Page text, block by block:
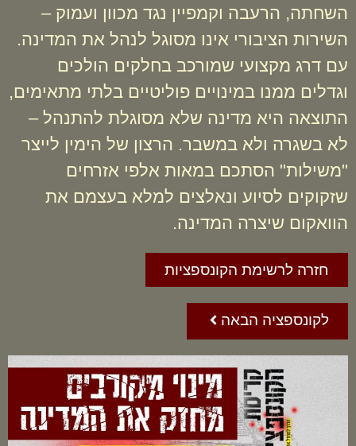
השחתה, הרעבה וקמפיין נגד מכוון ועמוק –
השירות הציבורי אינו מסוגל לנהל את המדינה.
עם דרג מקצועי שמורכב בחלקים הולכים
וגדלים ממנו במינויים פוליטיים בלתי מתאימים,
התוצאה היא מדינה שלא מסוגלת להתנהל –
לא בשגרה ולא במשבר. הרצון של הימין לייצר
"משילות" הסתכם במאות אלפי אזרחים
שזקוקים לסיוע ונאלצים למלא בעצמם את
הוואקום שיצרה המדינה.
חזרה לרשימת הקונספציות
לקונספציה הבאה